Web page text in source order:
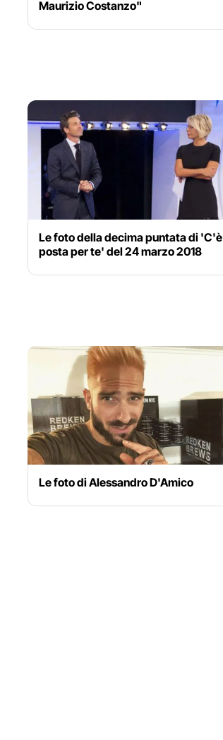
Maurizio Costanzo"
Le foto della decima puntata di 'C'è
posta per te' del 24 marzo 2018
Le foto di Alessandro D'Amico